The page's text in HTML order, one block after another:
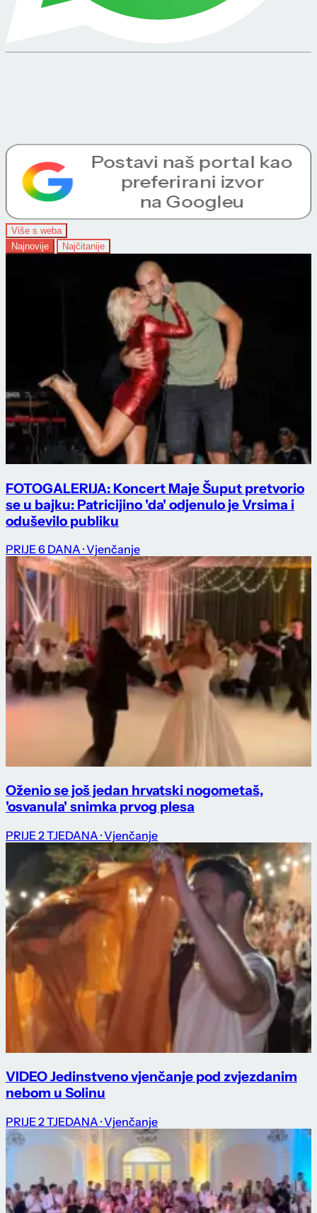
Više s weba
Najnovije
Najčitanije
FOTOGALERIJA: Koncert Maje Šuput pretvorio
se u bajku: Patricijino 'da' odjenulo je Vrsima i
oduševilo publiku
PRIJE 6 DANA · Vjenčanje
Oženio se još jedan hrvatski nogometaš,
'osvanula' snimka prvog plesa
PRIJE 2 TJEDANA · Vjenčanje
VIDEO Jedinstveno vjenčanje pod zvjezdanim
nebom u Solinu
PRIJE 2 TJEDANA · Vjenčanje